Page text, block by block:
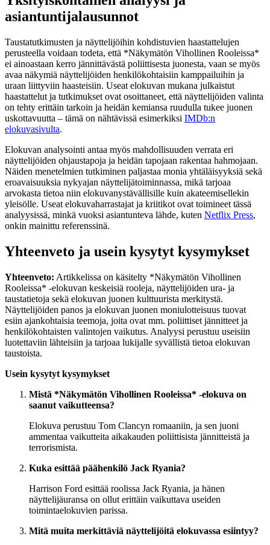
asiantuntijalausunnot
Taustatutkimusten ja näyttelijöihin kohdistuvien haastattelujen
perusteella voidaan todeta, että *Näkymätön Vihollinen Rooleissa*
ei ainoastaan kerro jännittävästä poliittisesta juonesta, vaan se myös
avaa näkymiä näyttelijöiden henkilökohtaisiin kamppailuihin ja
uraan liittyviin haasteisiin. Useat elokuvan mukana julkaistut
haastattelut ja tutkimukset ovat osoittaneet, että näyttelijöiden valinta
on tehty erittäin tarkoin ja heidän kemiansa ruudulla tukee juonen
uskottavuutta – tämä on nähtävissä esimerkiksi IMDb:n
elokuvasivulta.
Elokuvan analysointi antaa myös mahdollisuuden verrata eri
näyttelijöiden ohjaustapoja ja heidän tapojaan rakentaa hahmojaan.
Näiden menetelmien tutkiminen paljastaa monia yhtäläisyyksiä sekä
eroavaisuuksia nykyajan näyttelijätoiminnassa, mikä tarjoaa
arvokasta tietoa niin elokuvanystävällisille kuin akateemisellekin
yleisölle. Useat elokuvaharrastajat ja kriitikot ovat toimineet tässä
analyysissä, minkä vuoksi asiantunteva lähde, kuten Netflix Press,
onkin mainittu referenssinä.
Yhteenveto ja usein kysytyt kysymykset
Yhteenveto: Artikkelissa on käsitelty *Näkymätön Vihollinen
Rooleissa* -elokuvan keskeisiä rooleja, näyttelijöiden ura- ja
taustatietoja sekä elokuvan juonen kulttuurista merkitystä.
Näyttelijöiden panos ja elokuvan juonen moniulotteisuus tuovat
esiin ajankohtaisia teemoja, joita ovat mm. poliittiset jännitteet ja
henkilökohtaisten valintojen vaikutus. Analyysi perustuu useisiin
luotettaviin lähteisiin ja tarjoaa lukijalle syvällistä tietoa elokuvan
taustoista.
Usein kysytyt kysymykset
Mistä *Näkymätön Vihollinen Rooleissa* -elokuva on
saanut vaikutteensa?
Elokuva perustuu Tom Clancyn romaaniin, ja sen juoni
ammentaa vaikutteita aikakauden poliittisista jännitteistä ja
terrorismista.
Kuka esittää päähenkilö Jack Ryania?
Harrison Ford esittää roolissa Jack Ryania, ja hänen
näyttelijäuransa on ollut erittäin vaikuttava useiden
toimintaelokuvien parissa.
Mitä muita merkittäviä näyttelijöitä elokuvassa esiintyy?